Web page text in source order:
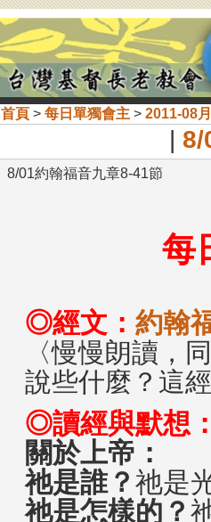
首頁> 每日單獨會主> 2011-08月
| 8/
8/01約翰福音九章8-41節
每
◎經文： 約翰
〈慢慢朗讀，
說些什麼？這
◎讀經與默想
關於上帝：
祂是誰？ 祂是
祂是怎樣的？